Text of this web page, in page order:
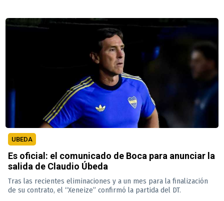
UBEDA
Es oficial: el comunicado de Boca para anunciar la
salida de Claudio Úbeda
Tras las recientes eliminaciones y a un mes para la finalización
de su contrato, el “Xeneize” confirmó la partida del DT.